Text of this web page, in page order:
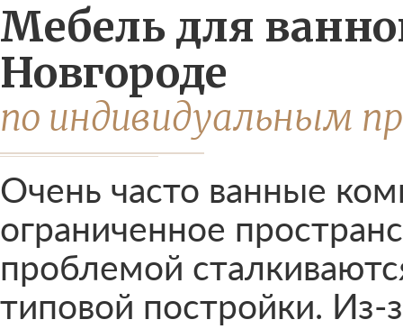
Мебель для
Новгороде
по индивидуальным
Очень часто ванные
ограниченное
проблемой
типовой постройки. Из-